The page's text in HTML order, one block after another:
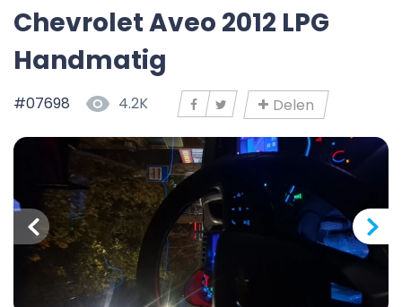
Chevrolet Aveo 2012 LPG
Handmatig
#07698 4.2K Delen